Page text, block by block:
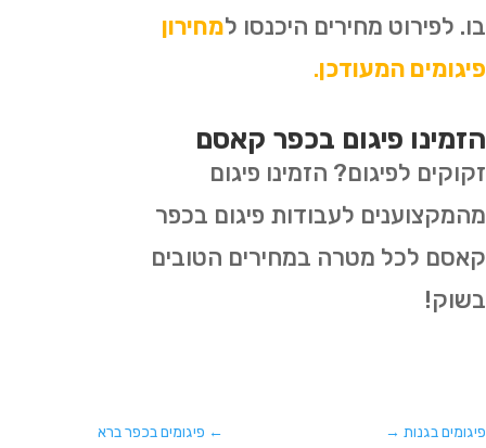
בו. לפירוט מחירים היכנסו למחירון
פיגומים המעודכן.
הזמינו פיגום בכפר קאסם
זקוקים לפיגום? הזמינו פיגום
מהמקצוענים לעבודות פיגום בכפר
קאסם לכל מטרה במחירים הטובים
בשוק!
← פיגומים בכפר ברא פיגומים בגנות →